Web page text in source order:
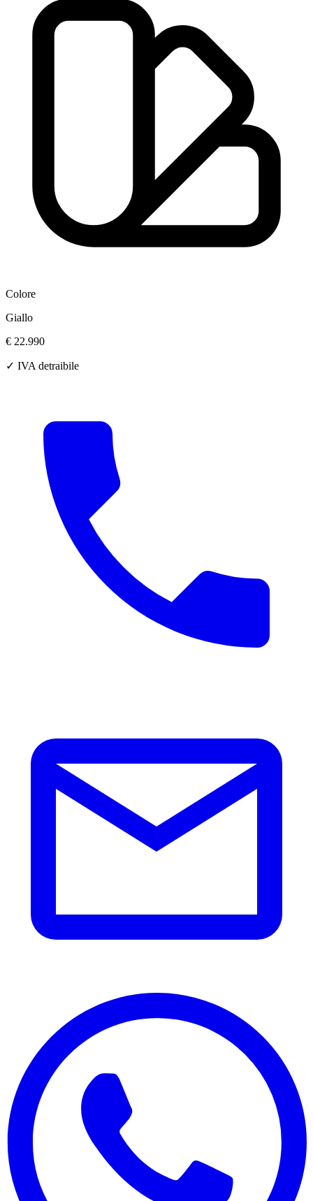
Colore
Giallo
€ 22.990
✓ IVA detraibile